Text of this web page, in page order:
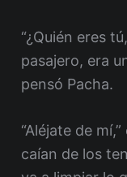
“¿Quién eres
pasajero, era
pensó Pacha.
“Aléjate de
caían de los